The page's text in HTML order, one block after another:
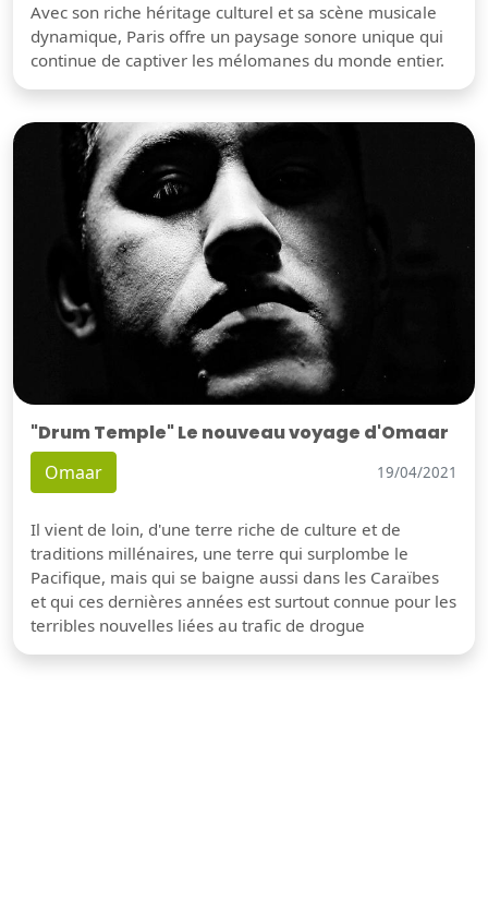
Avec son riche héritage culturel et sa scène musicale
dynamique, Paris offre un paysage sonore unique qui
continue de captiver les mélomanes du monde entier.
"Drum Temple" Le nouveau voyage d'Omaar
Omaar 19/04/2021
Il vient de loin, d'une terre riche de culture et de
traditions millénaires, une terre qui surplombe le
Pacifique, mais qui se baigne aussi dans les Caraïbes
et qui ces dernières années est surtout connue pour les
terribles nouvelles liées au trafic de drogue